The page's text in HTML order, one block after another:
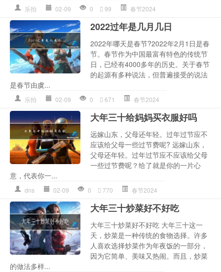
乐拍 02-09 0 99 春节2024
2022过年是几月几日
2022年哪天是春节?2022年2月1日是春
节。春节作为中国最富有特色的传统节
日，已经有4000多年的历史。关于春节
的起源有多种说法，但普遍接受的说法
是春节由虞...
乐拍 02-09 0 671 春节2024
大年三十给妈妈买衣服好吗
远嫁山东，父母还年轻。过年过节应不
应该给父母一些过节费呢? 远嫁山东，
父母还年轻。过年过节应不应该给父母
一些过节费呢？给了就是你的一片心
意，代表你一...
dns 02-09 0 770 春节2024
大年三十炒菜好不好吃
大年三十炒菜好不好吃 大年三十这一
天，炒菜是一种传统的食物选择。许多
人喜欢选择炒菜作为年夜饭的一部分，
因为它简单、美味又热闹。而且，炒菜
的做法多样...